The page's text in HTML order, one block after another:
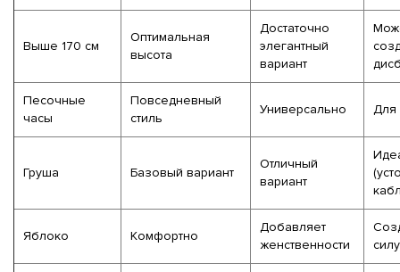
Выше 170 см
Оптимальная
высота
Достаточно
элегантный
вариант
Песочные
часы
Повседневный
стиль
Универсально Для
Груша Базовый вариант
Отличный
вариант
Яблоко Комфортно
Добавляет
женственности